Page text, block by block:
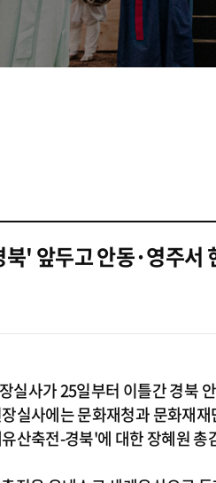
' 앞두고 안동·영주서
실사가 25일부터 이틀간 경북
실사에는 문화재청과 문화재
산축전-경북'에 대한 장혜원